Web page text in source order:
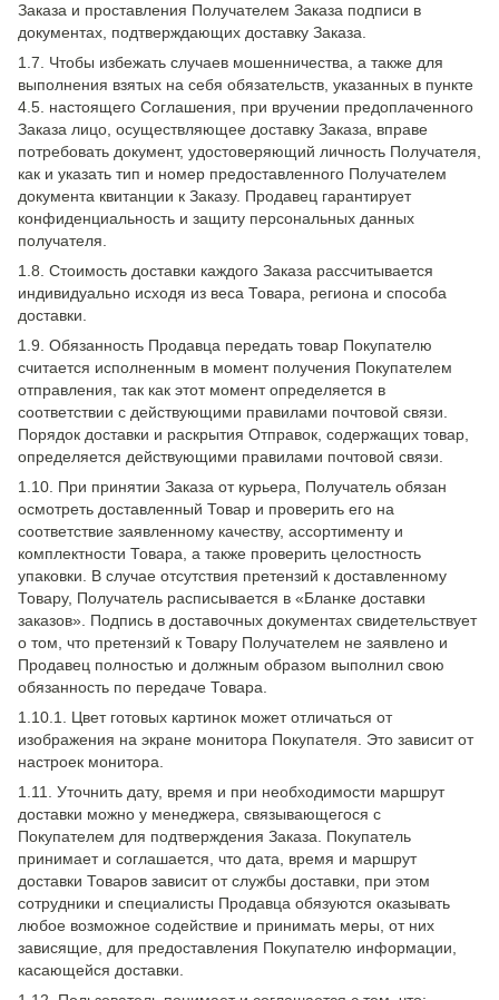
Заказа и проставления Получателем Заказа подписи в
документах, подтверждающих доставку Заказа.
1.7. Чтобы избежать случаев мошенничества, а также для
выполнения взятых на себя обязательств, указанных в пункте
4.5. настоящего Соглашения, при вручении предоплаченного
Заказа лицо, осуществляющее доставку Заказа, вправе
потребовать документ, удостоверяющий личность Получателя,
как и указать тип и номер предоставленного Получателем
документа квитанции к Заказу. Продавец гарантирует
конфиденциальность и защиту персональных данных
получателя.
1.8. Стоимость доставки каждого Заказа рассчитывается
индивидуально исходя из веса Товара, региона и способа
доставки.
1.9. Обязанность Продавца передать товар Покупателю
считается исполненным в момент получения Покупателем
отправления, так как этот момент определяется в
соответствии с действующими правилами почтовой связи.
Порядок доставки и раскрытия Отправок, содержащих товар,
определяется действующими правилами почтовой связи.
1.10. При принятии Заказа от курьера, Получатель обязан
осмотреть доставленный Товар и проверить его на
соответствие заявленному качеству, ассортименту и
комплектности Товара, а также проверить целостность
упаковки. В случае отсутствия претензий к доставленному
Товару, Получатель расписывается в «Бланке доставки
заказов». Подпись в доставочных документах свидетельствует
о том, что претензий к Товару Получателем не заявлено и
Продавец полностью и должным образом выполнил свою
обязанность по передаче Товара.
1.10.1. Цвет готовых картинок может отличаться от
изображения на экране монитора Покупателя. Это зависит от
настроек монитора.
1.11. Уточнить дату, время и при необходимости маршрут
доставки можно у менеджера, связывающегося с
Покупателем для подтверждения Заказа. Покупатель
принимает и соглашается, что дата, время и маршрут
доставки Товаров зависит от службы доставки, при этом
сотрудники и специалисты Продавца обязуются оказывать
любое возможное содействие и принимать меры, от них
зависящие, для предоставления Покупателю информации,
касающейся доставки.